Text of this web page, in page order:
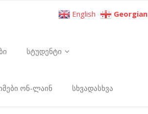
სტუდენტი
ონ-ლაინ სხვადასხვა
English Georgian